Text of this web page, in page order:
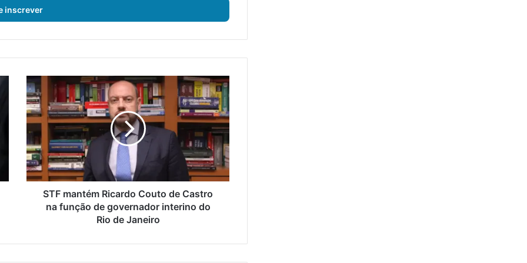
S
T
F
m
a
n
t
é
m
r
STF mantém Ricardo Couto de Castro
na função de governador interino do
Rio de Janeiro